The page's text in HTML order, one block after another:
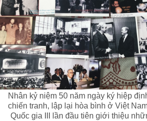
Nhân kỷ niệm 50 năm ngày ký hiệp
chiến tranh, lập lại hòa bình ở Việt
Quốc gia III lần đầu tiên giới thiệu